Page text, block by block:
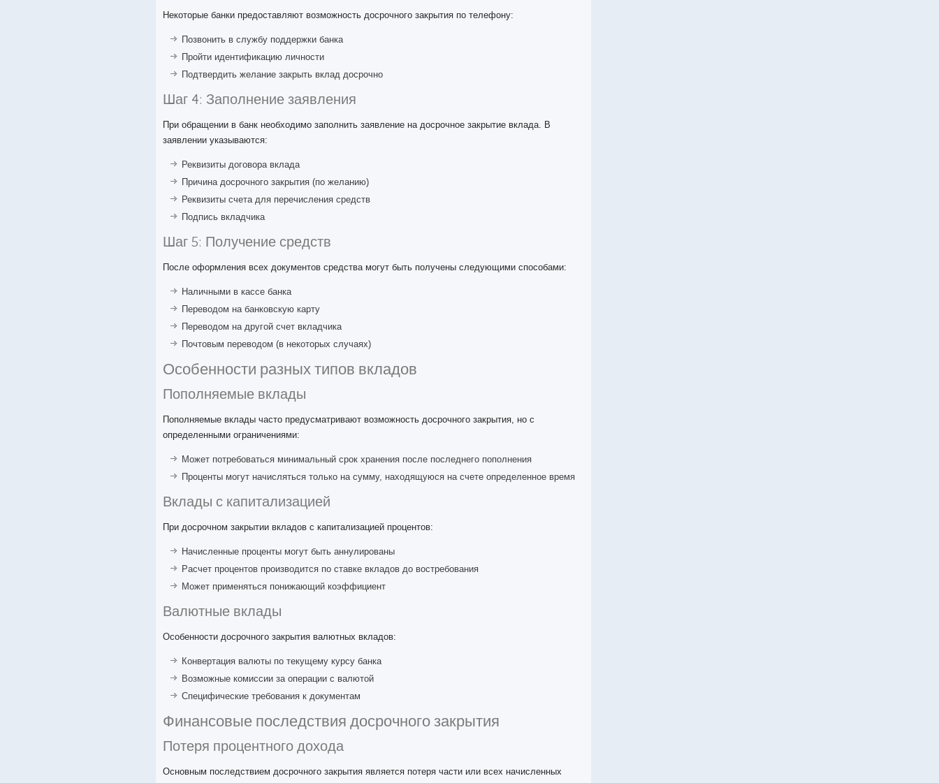
Некоторые банки предоставляют возможность досрочного закрытия по телефону:
Позвонить в службу поддержки банка
Пройти идентификацию личности
Подтвердить желание закрыть вклад досрочно
Шаг 4: Заполнение заявления
При обращении в банк необходимо заполнить заявление на досрочное закрытие вклада. В
заявлении указываются:
Реквизиты договора вклада
Причина досрочного закрытия (по желанию)
Реквизиты счета для перечисления средств
Подпись вкладчика
Шаг 5: Получение средств
После оформления всех документов средства могут быть получены следующими способами:
Наличными в кассе банка
Переводом на банковскую карту
Переводом на другой счет вкладчика
Почтовым переводом (в некоторых случаях)
Особенности разных типов вкладов
Пополняемые вклады
Пополняемые вклады часто предусматривают возможность досрочного закрытия, но с
определенными ограничениями:
Может потребоваться минимальный срок хранения после последнего пополнения
Проценты могут начисляться только на сумму, находящуюся на счете определенное время
Вклады с капитализацией
При досрочном закрытии вкладов с капитализацией процентов:
Начисленные проценты могут быть аннулированы
Расчет процентов производится по ставке вкладов до востребования
Может применяться понижающий коэффициент
Валютные вклады
Особенности досрочного закрытия валютных вкладов:
Конвертация валюты по текущему курсу банка
Возможные комиссии за операции с валютой
Специфические требования к документам
Финансовые последствия досрочного закрытия
Потеря процентного дохода
Основным последствием досрочного закрытия является потеря части или всех начисленных